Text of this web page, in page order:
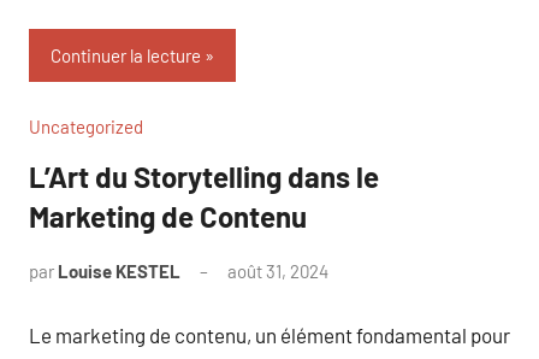
Continuer la lecture
Uncategorized
L’Art du Storytelling dans le
Marketing de Contenu
par Louise KESTEL août 31, 2024
Le marketing de contenu, un élément fondamental pour